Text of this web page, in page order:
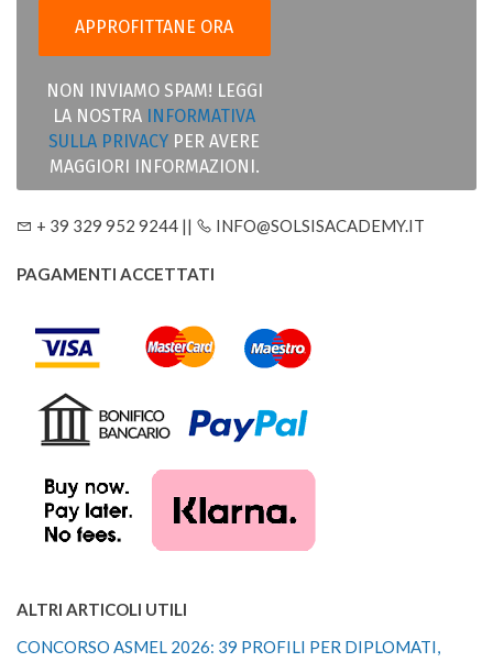
NON INVIAMO SPAM! LEGGI
LA NOSTRA
INFORMATIVA
SULLA PRIVACY PER AVERE
MAGGIORI INFORMAZIONI.
+ 39 329 952 9244 || INFO@SOLSISACADEMY.IT
PAGAMENTI ACCETTATI
ALTRI ARTICOLI UTILI
CONCORSO ASMEL 2026: 39 PROFILI PER DIPLOMATI,